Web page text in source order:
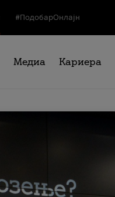
#ПодобарОнлајн
Медиа Кариера